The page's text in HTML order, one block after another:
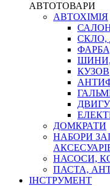
АВТОТОВАРИ
АВТОХІМІЯ
СКЛО,
КУЗОВ
ДОМКРАТИ
НАБОРИ
НАСОСИ,
ПАСТА,
ІНСТРУМЕНТ